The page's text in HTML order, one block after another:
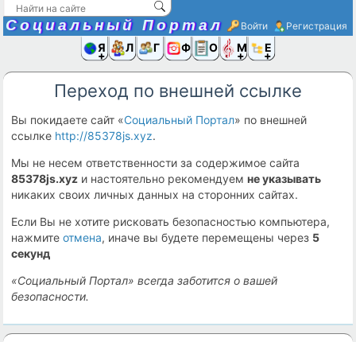
Социальный Портал Войти Регистрация
Я иЛюди
Группы
Фото Ещё
Переход по внешней ссылке
Вы покидаете сайт «Социальный Портал» по внешней
ссылке http://85378js.xyz.
Мы не несем ответственности за содержимое сайта
85378js.xyz и настоятельно рекомендуемне указывать
никаких своих личных данных на сторонних сайтах.
Если Вы не хотите рисковать безопасностью компьютера,
нажмитеотмена, иначе вы будете перемещены через 5
секунд
«Социальный Портал» всегда заботится о вашей
безопасности.